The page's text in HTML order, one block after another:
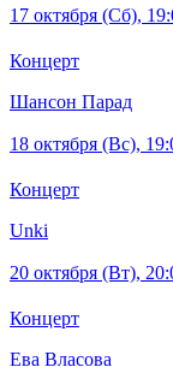
17 октября (Сб),
Концерт
Шансон Парад
18 октября (Вс),
Концерт
Unki
20 октября (Вт),
Концерт
Ева Власова